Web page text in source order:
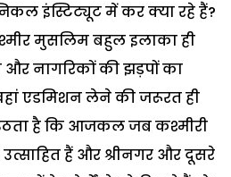
इंस्टिट्यूट में कर क्या रहे हैं?
मुसलिम बहुल इलाका ही
नागरिकों की झड़पों का
एडमिशन लेने की जरूरत ही
है कि आजकल जब कश्मीरी
उत्साहित हैं और श्रीनगर और दूसरे